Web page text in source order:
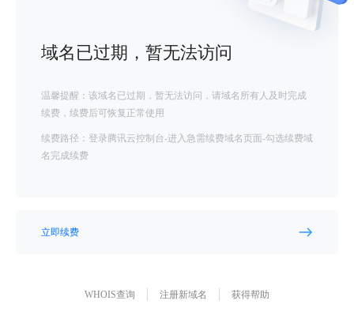
域名已过期，暂无法访问
温馨提醒：该域名已过期，暂无法访问，请域名所有人及时完成
续费，续费后可恢复正常使用
续费路径：登录腾讯云控制台-进入急需续费域名页面-勾选续费域
名完成续费
立即续费
WHOIS查询 注册新域名 获得帮助